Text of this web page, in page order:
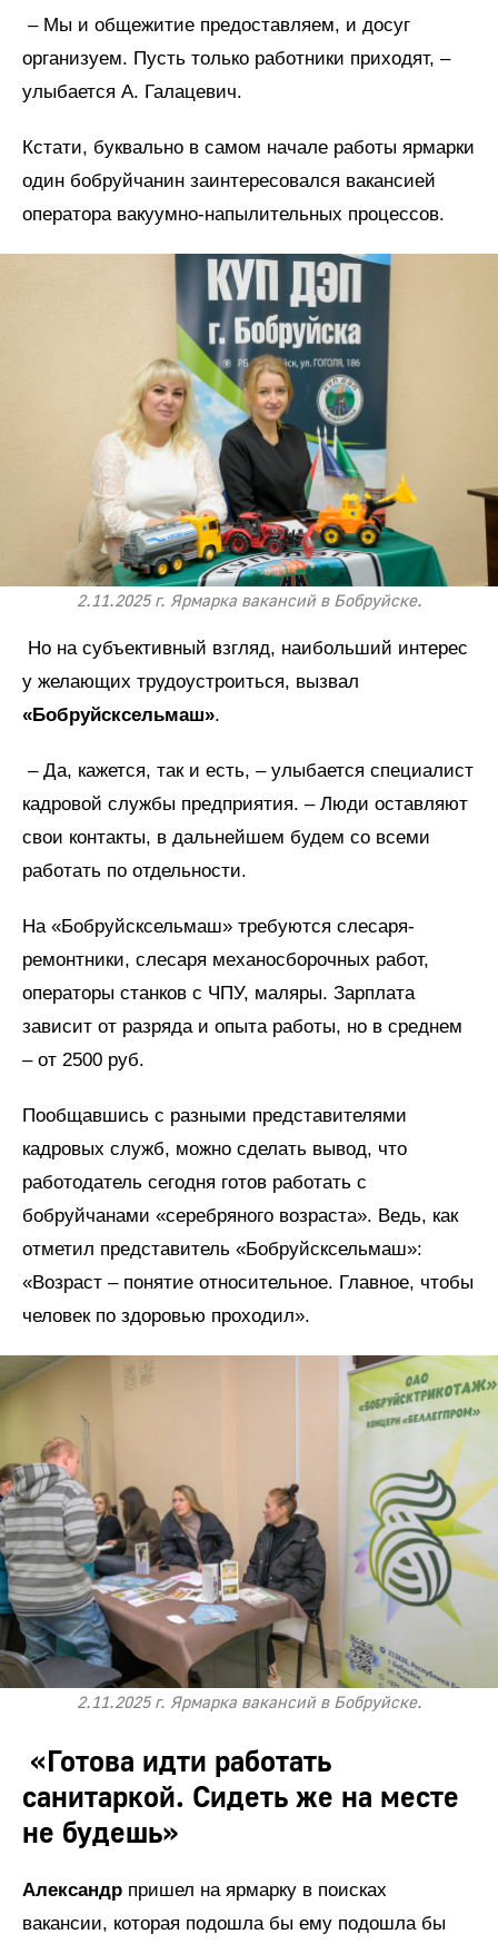
– Мы и общежитие предоставляем, и досуг
организуем. Пусть только работники приходят, –
улыбается А. Галацевич.
Кстати, буквально в самом начале работы ярмарки
один бобруйчанин заинтересовался вакансией
оператора вакуумно-напылительных процессов.
2.11.2025 г. Ярмарка вакансий в Бобруйске.
Но на субъективный взгляд, наибольший интерес
у желающих трудоустроиться, вызвал
«Бобруйсксельмаш».
– Да, кажется, так и есть, – улыбается специалист
кадровой службы предприятия. – Люди оставляют
свои контакты, в дальнейшем будем со всеми
работать по отдельности.
На «Бобруйсксельмаш» требуются слесаря-
ремонтники, слесаря механосборочных работ,
операторы станков с ЧПУ, маляры. Зарплата
зависит от разряда и опыта работы, но в среднем
– от 2500 руб.
Пообщавшись с разными представителями
кадровых служб, можно сделать вывод, что
работодатель сегодня готов работать с
бобруйчанами «серебряного возраста». Ведь, как
отметил представитель «Бобруйсксельмаш»:
«Возраст – понятие относительное. Главное, чтобы
человек по здоровью проходил».
2.11.2025 г. Ярмарка вакансий в Бобруйске.
«Готова идти работать
санитаркой. Сидеть же на месте
не будешь»
Александр пришел на ярмарку в поисках
вакансии, которая подошла бы ему подошла бы